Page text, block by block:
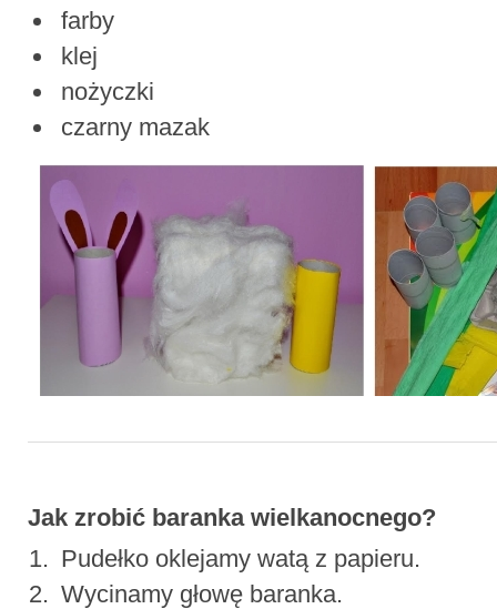
farby
klej
nożyczki
czarny mazak
Jak zrobić baranka wielkanocnego?
Pudełko oklejamy watą z papieru.
Wycinamy głowę baranka.